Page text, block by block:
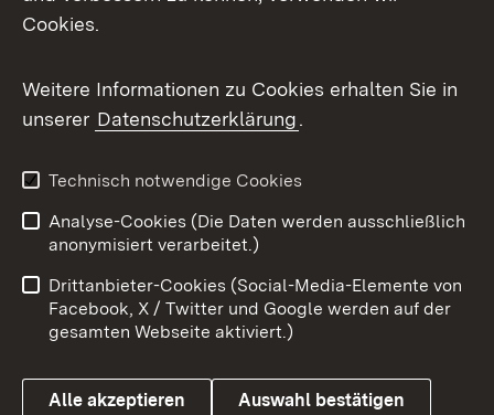
X / Twitter
Youtube
Impressum
Kontakt
Barrierefreiheit
Datenschutz
Cookies
Cookies.
Weitere Informationen zu Cookies erhalten Sie in
unserer Datenschutzerklärung.
Technisch notwendige Cookies
Analyse-Cookies (Die Daten werden ausschließlich
anonymisiert verarbeitet.)
Drittanbieter-Cookies (Social-Media-Elemente von
Facebook, X / Twitter und Google werden auf der
gesamten Webseite aktiviert.)
Alle akzeptieren Auswahl bestätigen